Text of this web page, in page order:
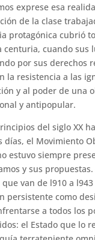
exprese esa
de la cla­se
pro­tagónica cubrió
centuria, cuando sus
por sus derechos
la resistencia a las
y al poder de una
y anti­popular.
del siglo XX
días, el Movimiento
estuvo siempre
y sus
que van de l910 a
persistente como
a todos los
el Estado que lo